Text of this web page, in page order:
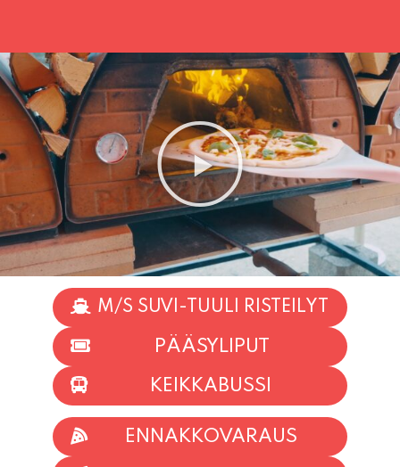
M/S SUVI-TUULI RISTEILYT
PÄÄSYLIPUT
KEIKKABUSSI
ENNAKKOVARAUS